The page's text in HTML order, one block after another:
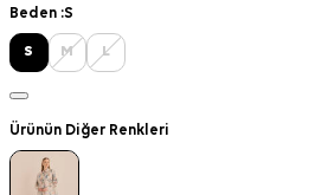
Beden :S
S M L
Ürünün Diğer Renkleri